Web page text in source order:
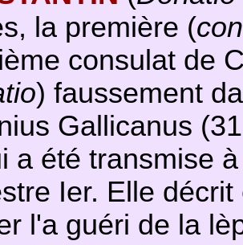
la première (
consulat de
) faussement
Gallicanus
a été transmise
Ier. Elle
l'a guéri de la